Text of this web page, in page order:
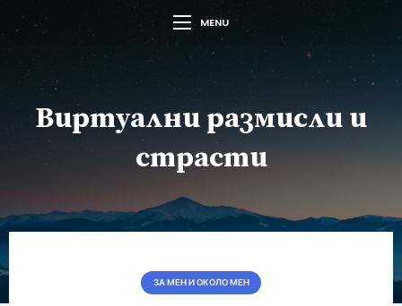
MENU
Виртуални размисли и
страсти
ЗА МЕН И ОКОЛО МЕН